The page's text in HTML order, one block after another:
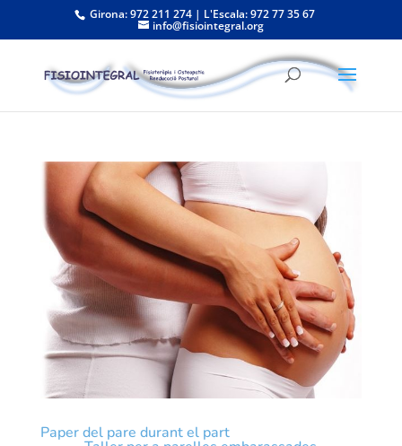
Girona: 972 211 274 | L'Escala: 972 77 35 67
info@fisiointegral.org
Paper del pare durant el part